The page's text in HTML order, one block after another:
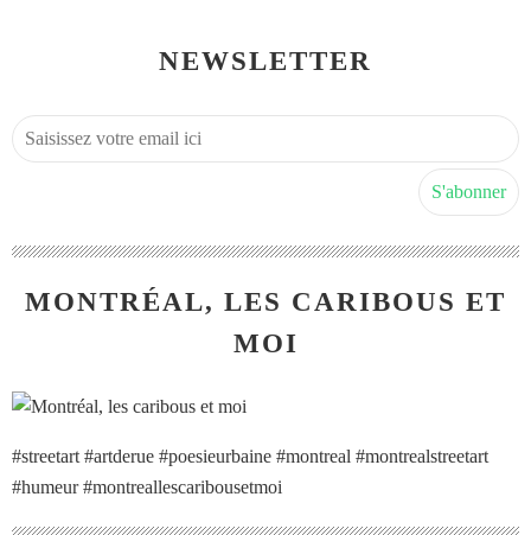
NEWSLETTER
MONTRÉAL, LES CARIBOUS ET
MOI
#streetart #artderue #poesieurbaine #montreal #montrealstreetart
#humeur #montreallescaribousetmoi